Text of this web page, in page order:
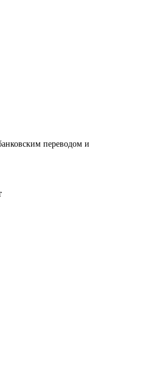
переводом и